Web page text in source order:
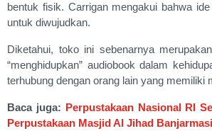
bentuk fisik. Carrigan mengakui bahwa
untuk diwujudkan.
Diketahui, toko ini sebenarnya
“menghidupkan” audiobook dalam
terhubung dengan orang lain yang memiliki
Baca juga: Perpustakaan Nasional RI
Perpustakaan Masjid Al Jihad